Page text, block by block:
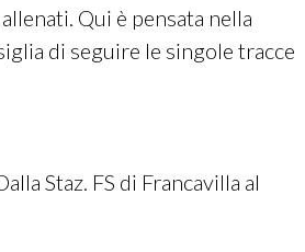
Qui è pensata nella
di seguire le singole tracce
Staz. FS di Francavilla al